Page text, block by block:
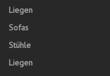
Liegen
Sofas
Stühle
Liegen